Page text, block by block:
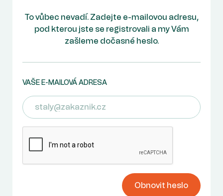
To vůbec nevadí. Zadejte e-mailovou adresu,
pod kterou jste se registrovali a my Vám
zašleme dočasné heslo.
VAŠE E-MAILOVÁ ADRESA
Obnovit heslo